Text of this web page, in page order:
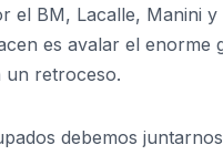
el BM, Lacalle, Manini y
es avalar el enorme
un retroceso.
debemos